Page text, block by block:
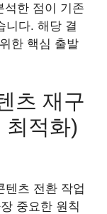
석한 점이 기존
니다. 해당 결
한 핵심 출발
츠 재구
최적화)
텐츠 전환 작업
중요한 원칙